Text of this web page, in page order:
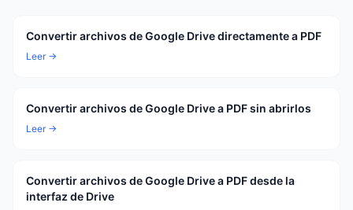
Convertir archivos de Google Drive directamente a PDF
Leer →
Convertir archivos de Google Drive a PDF sin abrirlos
Leer →
Convertir archivos de Google Drive a PDF desde la
interfaz de Drive